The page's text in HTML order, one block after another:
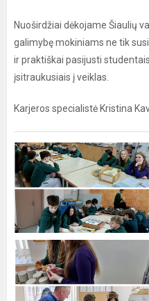
Nuoširdžiai dėkojame Šiaulių
galimybę mokiniams ne tik
ir praktiškai pasijusti
įsitraukusiais į veiklas.
Karjeros specialistė Kristina